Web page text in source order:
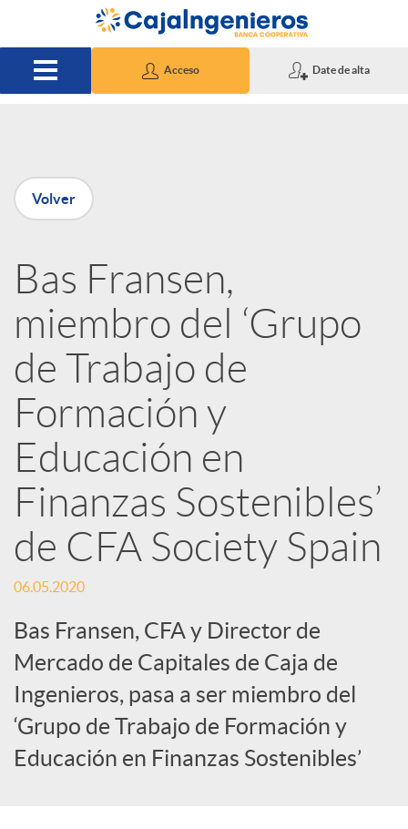
Saltar al contenido principal
Acceso Date de alta
P
u
b
l
i
c
a
d
o
r
d
Volver
Bas Fransen,
miembro del ‘Grupo
de Trabajo de
Formación y
Educación en
Finanzas Sostenibles’
de CFA Society Spain
06.05.2020
Bas Fransen, CFA y Director de
Mercado de Capitales de Caja de
Ingenieros, pasa a ser miembro del
‘Grupo de Trabajo de Formación y
Educación en Finanzas Sostenibles’